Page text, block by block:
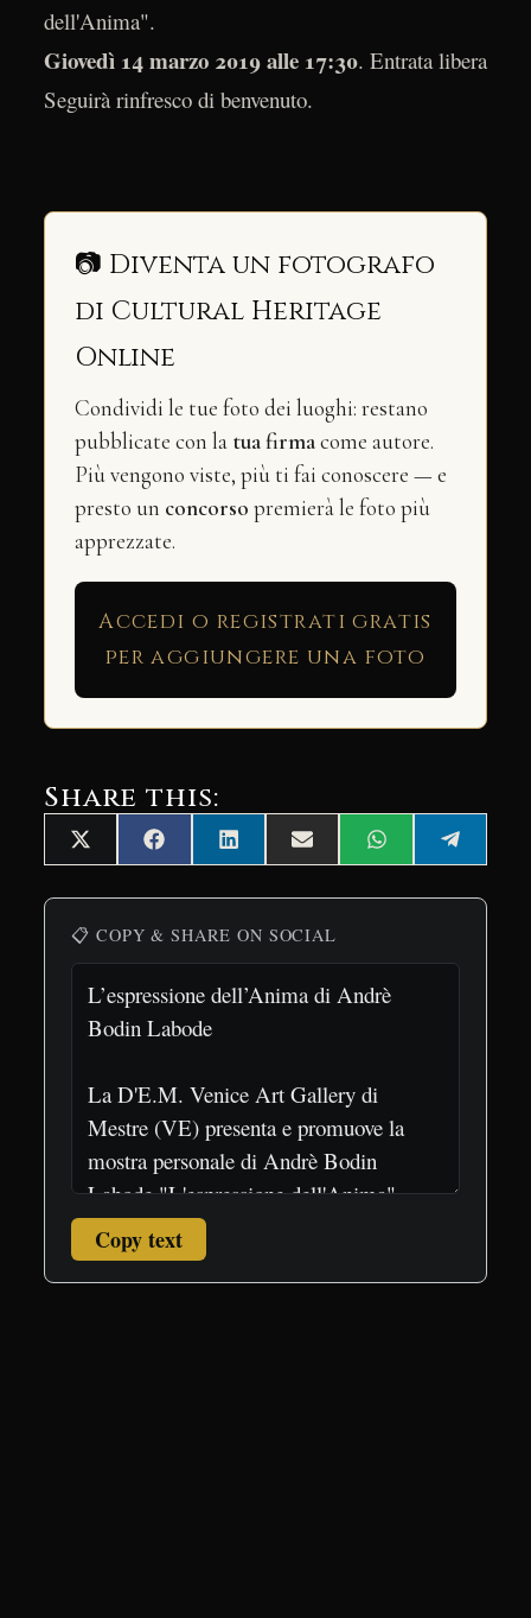
dell'Anima".
Giovedì 14 marzo 2019 alle 17:30. Entrata libera
Seguirà rinfresco di benvenuto.
📷 Diventa un fotografo
di Cultural Heritage
Online
Condividi le tue foto dei luoghi: restano
pubblicate con la tua firmacome autore.
Più vengono viste, più ti fai conoscere — e
presto un concorso premierà le foto più
apprezzate.
Accedi o registrati gratis
per aggiungere una foto
Share this:
Share
on
X
(Twitter)
Share
on
FacebookShare
on
LinkedInShare
on
Email Share
on
WhatsAppShare
on
📋 COPY & SHARE ON SOCIAL
Copy text